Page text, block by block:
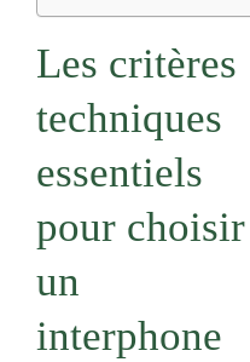
Les critères
techniques
essentiels
pour choisir
un
interphone